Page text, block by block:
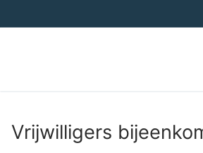
naar
Vrijwilligers